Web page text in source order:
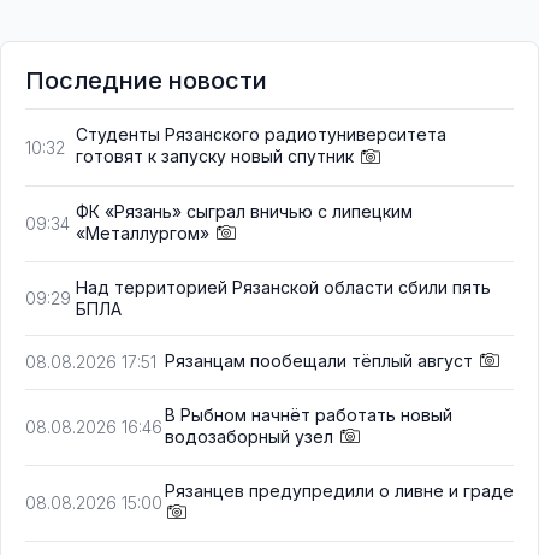
Последние новости
10:32
Студенты Рязанского радиотуниверситета
готовят к запуску новый спутник
09:34
ФК «Рязань» сыграл вничью с липецким
«Металлургом»
09:29
Над территорией Рязанской области сбили пять
БПЛА
08.08.2026 17:51 Рязанцам пообещали тёплый август
08.08.2026 16:46
В Рыбном начнёт работать новый
водозаборный узел
08.08.2026 15:00
Рязанцев предупредили о ливне и граде